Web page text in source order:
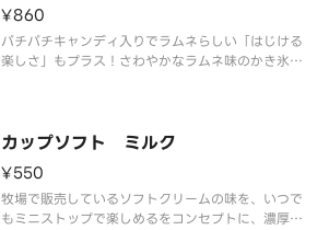
¥860
パチパチキャンディ入りでラムネらしい「はじける
楽しさ」もプラス！さわやかなラムネ味のかき氷
食感が楽しめる、ロングセラーのハ
カップソフト ミルク
¥550
牧場で販売しているソフトクリームの味を、いつで
もミニストップで楽しめるをコンセプトに、濃厚か